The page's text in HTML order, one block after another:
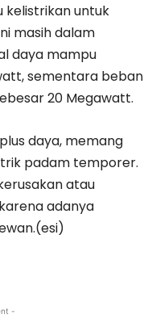
kelistrikan untuk
masih dalam
daya mampu
sementara beban
20 Megawatt.
daya, memang
padam temporer.
atau
adanya
-